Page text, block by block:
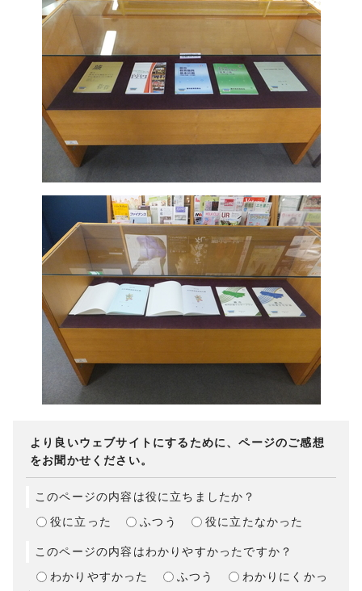
より良いウェブサイトにするために、ページのご感想
をお聞かせください。
このページの内容は役に立ちましたか？
役に立った
ふつう 役に立たなかった
このページの内容はわかりやすかったですか？
わかりやすかった
ふつう
わかりにくかっ